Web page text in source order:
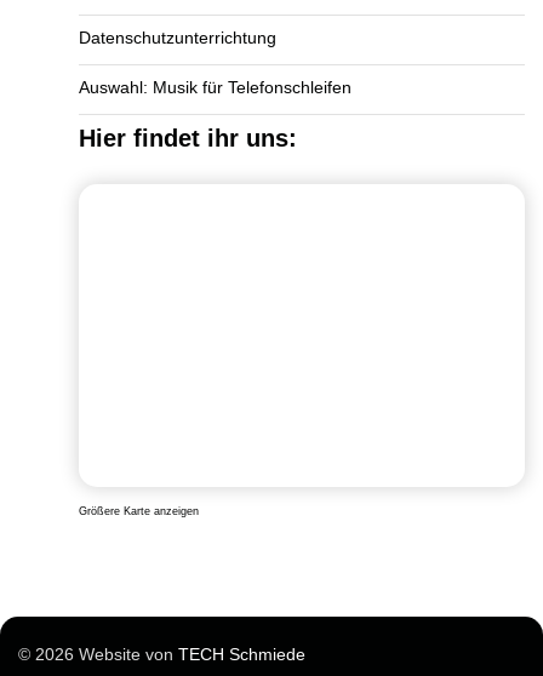
Datenschutzunterrichtung
Auswahl: Musik für Telefonschleifen
Hier findet ihr uns:
Größere Karte anzeigen
© 2026 Website von TECH Schmiede